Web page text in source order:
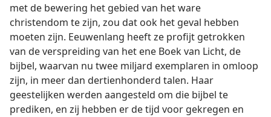
met de bewering het gebied van het ware
christendom te zijn, zou dat ook het geval hebben
moeten zijn. Eeuwenlang heeft ze profijt getrokken
van de verspreiding van het ene Boek van Licht, de
bijbel, waarvan nu twee miljard exemplaren in omloop
zijn, in meer dan dertienhonderd talen. Haar
geestelijken werden aangesteld om die bijbel te
prediken, en zij hebben er de tijd voor gekregen en